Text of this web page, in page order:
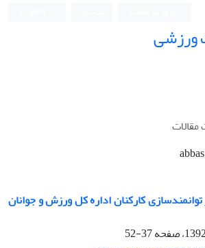
ورزشی
کارکنان اداره کل ورزش و جوانان
37-52